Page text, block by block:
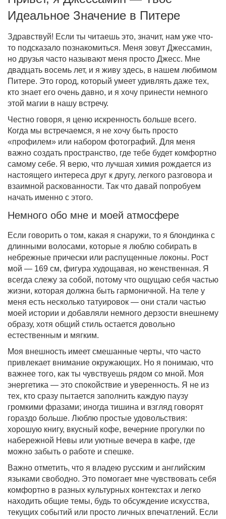
Идеальное Значение в Питере
Здравствуй! Если ты читаешь это, значит, нам уже что-
то подсказало познакомиться. Меня зовут Джессамин,
но друзья часто называют меня просто Джесс. Мне
двадцать восемь лет, и я живу здесь, в нашем любимом
Питере. Это город, который умеет удивлять даже тех,
кто знает его очень давно, и я хочу принести немного
этой магии в нашу встречу.
Честно говоря, я ценю искренность больше всего.
Когда мы встречаемся, я не хочу быть просто
«профилем» или набором фотографий. Для меня
важно создать пространство, где тебе будет комфортно
самому себе. Я верю, что лучшая химия рождается из
настоящего интереса друг к другу, легкого разговора и
взаимной раскованности. Так что давай попробуем
начать именно с этого.
Немного обо мне и моей атмосфере
Если говорить о том, какая я снаружи, то я блондинка с
длинными волосами, которые я люблю собирать в
небрежные прически или распущенные локоны. Рост
мой — 169 см, фигура худощавая, но женственная. Я
всегда слежу за собой, потому что ощущаю себя частью
жизни, которая должна быть гармоничной. На теле у
меня есть несколько татуировок — они стали частью
моей истории и добавляли немного дерзости внешнему
образу, хотя общий стиль остается довольно
естественным и мягким.
Моя внешность имеет смешанные черты, что часто
привлекает внимание окружающих. Но я понимаю, что
важнее того, как ты чувствуешь рядом со мной. Моя
энергетика — это спокойствие и уверенность. Я не из
тех, кто сразу пытается заполнить каждую паузу
громкими фразами; иногда тишина и взгляд говорят
гораздо больше. Люблю простые удовольствия:
хорошую книгу, вкусный кофе, вечерние прогулки по
набережной Невы или уютные вечера в кафе, где
можно забыть о работе и спешке.
Важно отметить, что я владею русским и английским
языками свободно. Это помогает мне чувствовать себя
комфортно в разных культурных контекстах и легко
находить общие темы, будь то обсуждение искусства,
текущих событий или просто личных впечатлений. Если